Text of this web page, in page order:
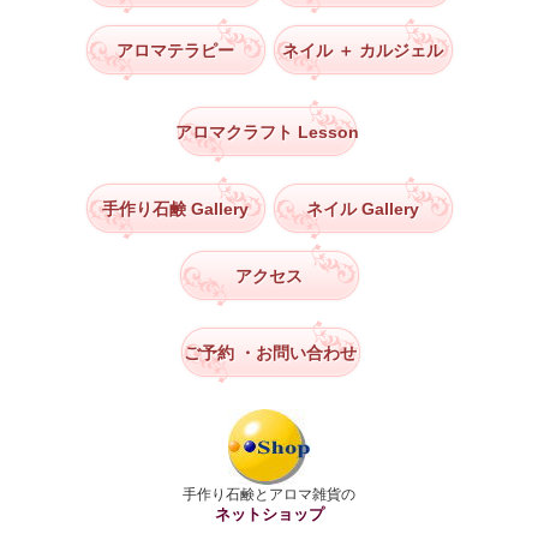
アロマテラピー ネイル ＋ カルジェル
アロマクラフト Lesson
手作り石鹸 Gallery ネイル Gallery
アクセス
ご予約 ・お問い合わせ
手作り石鹸とアロマ雑貨の
ネットショップ